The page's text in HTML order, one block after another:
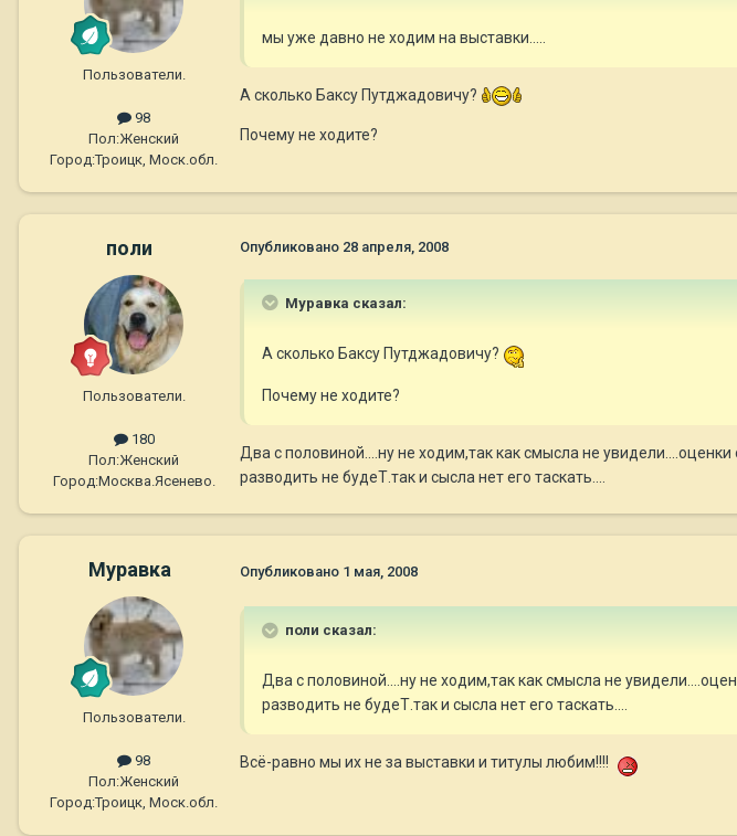
Пользователи.
98
Пол:Женский
Город:Троицк, Моск.обл.
мы уже давно не ходим на выставки.....
А сколько Баксу Путджадовичу?
Почему не ходите?
поли
Пользователи.
180
Пол:Женский
Город:Москва.Ясенево.
Опубликовано 28 апреля, 2008
Муравка сказал:
А сколько Баксу Путджадовичу?
Почему не ходите?
Два с половиной....ну не ходим,так как смысла не
разводить не будеТ.так и сысла нет его таскать....
Муравка
Пользователи.
98
Пол:Женский
Город:Троицк, Моск.обл.
Опубликовано 1 мая, 2008
поли сказал:
Два с половиной....ну не ходим,так как смысла не
разводить не будеТ.так и сысла нет его таскать....
Всё-равно мы их не за выставки и титулы любим!!!!